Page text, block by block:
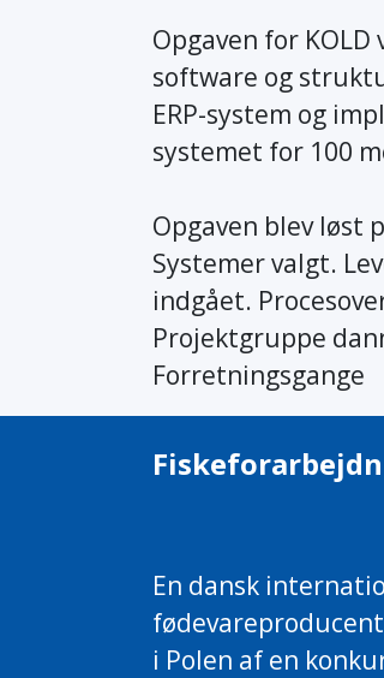
Opgaven for KOLD
software og
ERP-system og
systemet for 100
Opgaven blev løst
Systemer valgt.
indgået.
Projektgruppe
Forretningsgange
En dansk
i Polen af ​​en